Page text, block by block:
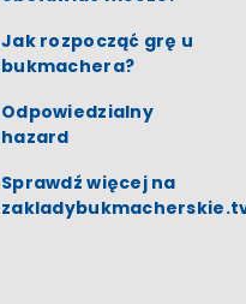
Jak rozpocząć grę u
bukmachera?
Odpowiedzialny
hazard
Sprawdź więcej na